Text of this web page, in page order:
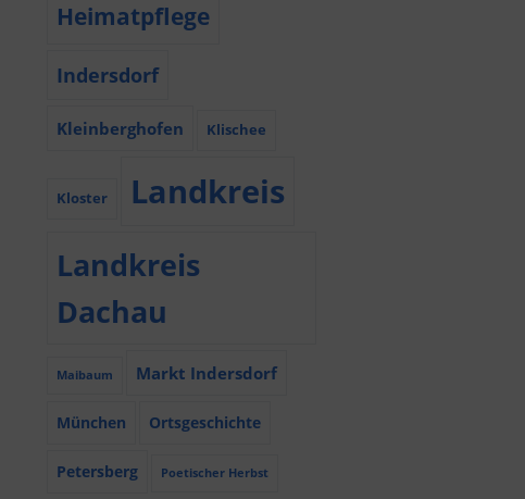
Heimatpflege
Indersdorf
Kleinberghofen Klischee
Kloster Landkreis
Landkreis
Dachau
Maibaum Markt Indersdorf
München Ortsgeschichte
Petersberg Poetischer Herbst